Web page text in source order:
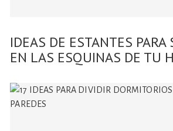
IDEAS DE ESTANTES PARA
EN LAS ESQUINAS DE TU